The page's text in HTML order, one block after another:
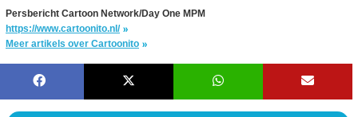
Persbericht Cartoon Network/Day One MPM
https://www.cartoonito.nl/
Meer artikels over Cartoonito